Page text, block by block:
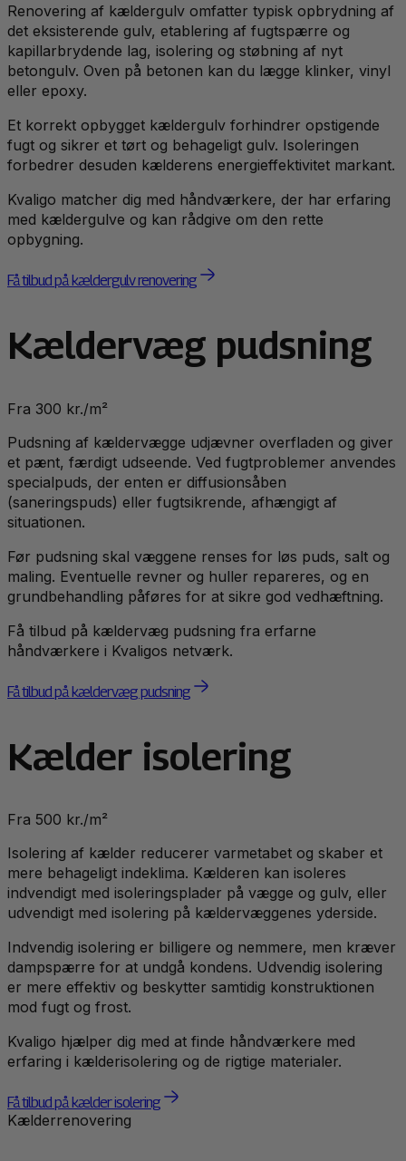
Renovering af kældergulv omfatter typisk opbrydning af
det eksisterende gulv, etablering af fugtspærre og
kapillarbrydende lag, isolering og støbning af nyt
betongulv. Oven på betonen kan du lægge klinker, vinyl
eller epoxy.
Et korrekt opbygget kældergulv forhindrer opstigende
fugt og sikrer et tørt og behageligt gulv. Isoleringen
forbedrer desuden kælderens energieffektivitet markant.
Kvaligo matcher dig med håndværkere, der har erfaring
med kældergulve og kan rådgive om den rette
opbygning.
Få tilbud på kældergulv renovering
Kældervæg pudsning
Fra 300 kr./m²
Pudsning af kældervægge udjævner overfladen og giver
et pænt, færdigt udseende. Ved fugtproblemer anvendes
specialpuds, der enten er diffusionsåben
(saneringspuds) eller fugtsikrende, afhængigt af
situationen.
Før pudsning skal væggene renses for løs puds, salt og
maling. Eventuelle revner og huller repareres, og en
grundbehandling påføres for at sikre god vedhæftning.
Få tilbud på kældervæg pudsning fra erfarne
håndværkere i Kvaligos netværk.
Få tilbud på kældervæg pudsning
Kælder isolering
Fra 500 kr./m²
Isolering af kælder reducerer varmetabet og skaber et
mere behageligt indeklima. Kælderen kan isoleres
indvendigt med isoleringsplader på vægge og gulv, eller
udvendigt med isolering på kældervæggenes yderside.
Indvendig isolering er billigere og nemmere, men kræver
dampspærre for at undgå kondens. Udvendig isolering
er mere effektiv og beskytter samtidig konstruktionen
mod fugt og frost.
Kvaligo hjælper dig med at finde håndværkere med
erfaring i kælderisolering og de rigtige materialer.
Få tilbud på kælder isolering
Kælderrenovering